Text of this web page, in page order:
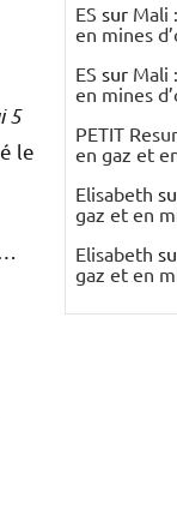
5
le
ES sur Mali
en mines
ES sur Mali
en mines
PETIT
en gaz et
Elisabeth
gaz et en
Elisabeth
gaz et en